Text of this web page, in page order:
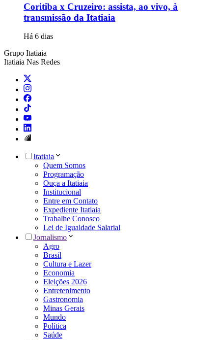
Coritiba x Cruzeiro: assista, ao vivo, à
transmissão da Itatiaia
Há 6 dias
Grupo Itatiaia
Itatiaia Nas Redes
Itatiaia
Quem Somos
Programação
Ouça a Itatiaia
Institucional
Entre em Contato
Expediente Itatiaia
Trabalhe Conosco
Lei de Igualdade Salarial
Jornalismo
Agro
Brasil
Cultura e Lazer
Economia
Eleições 2026
Entretenimento
Gastronomia
Minas Gerais
Mundo
Política
Saúde